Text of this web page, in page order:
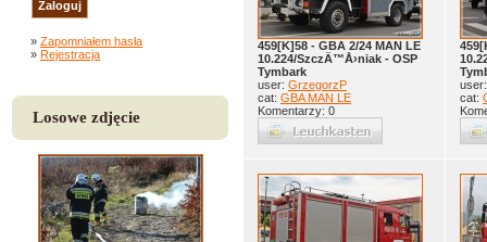
» Zapomniałem hasła
» Rejestracja
Losowe zdjęcie
459[K]58 - GBA 2/24 MAN LE
10.224/SzczÄ™Å›niak - OSP
Tymbark
user: GrzegorzP
cat: GBA MAN LE
Komentarzy: 0
cat: